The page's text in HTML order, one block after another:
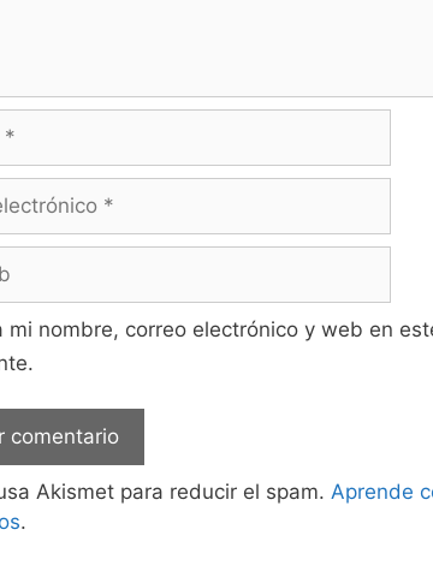
mi nombre, correo electrónico y web en
Akismet para reducir el spam. Aprende
.